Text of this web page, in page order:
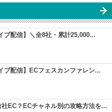
ブ配信】＼全8社・累計25,000...
ブ配信】ECフェスカンファレン...
EC？ECチャネル別の攻略方法を...